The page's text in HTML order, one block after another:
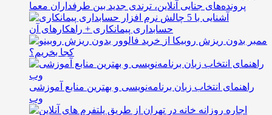
پرونده‌های جنایی آنلاین، ترندی جدید بین طرفداران معما
آشنایی با 5 چالش
حسابداری پیمانکاری + راهکارهای آن
ممبر بدون ریزش روبیکا از
کجا بخریم؟
راهنمای انتخاب زبان برنامه‌نویسی و بهترین منابع آموزشی
وب